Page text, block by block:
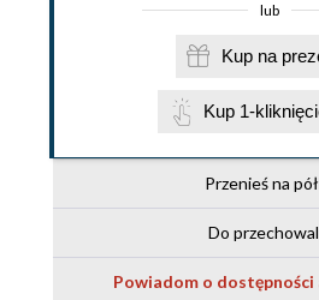
lub
Kup na
Kup 1-
Przenieś na
Do
Powiadom o